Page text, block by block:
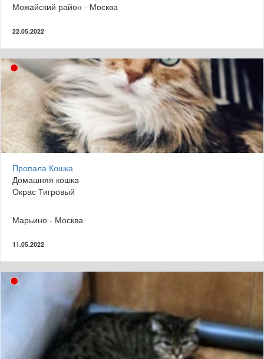
Можайский район - Москва
22.05.2022
Пропала Кошка
Домашняя кошка
Окрас Тигровый
Марьино - Москва
11.05.2022